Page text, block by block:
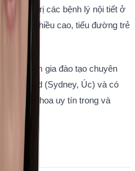
và điều trị các bệnh lý nội tiết ở
triển chiều cao, tiểu đường trẻ
còn tham gia đào tạo chuyên
(Sydney, Úc) và có
chí y khoa uy tín trong và